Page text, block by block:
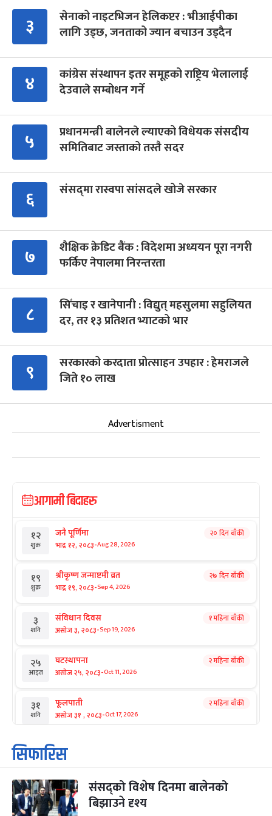
३
सेनाको नाइटभिजन हेलिकप्टर : भीआईपीका
लागि उड्छ, जनताको ज्यान बचाउन उड्दैन
४
कांग्रेस संस्थापन इतर समूहको राष्ट्रिय भेलालाई
देउवाले सम्बोधन गर्ने
५
प्रधानमन्त्री बालेनले ल्याएको विधेयक संसदीय
समितिबाट जस्ताको तस्तै सदर
६ संसद्‍मा रास्वपा सांसदले खोजे सरकार
७
शैक्षिक क्रेडिट बैंक : विदेशमा अध्ययन पूरा नगरी
फर्किए नेपालमा निरन्तरता
८
सिँचाइ र खानेपानी : विद्युत् महसुलमा सहुलियत
दर, तर १३ प्रतिशत भ्याटको भार
९
सरकारको करदाता प्रोत्साहन उपहार : हेमराजले
जिते १० लाख
Advertisment
आगामी बिदाहरु
१२
शुक्र
जनै पूर्णिमा
भाद्र १२, २०८३-Aug 28, 2026
२० दिन बाँकी
१९
शुक्र
श्रीकृष्ण जन्माष्टमी व्रत
भाद्र १९, २०८३-Sep 4, 2026
२७ दिन बाँकी
३
शनि
संविधान दिवस
असोज ३, २०८३-Sep 19, 2026
१ महिना बाँकी
२५
आइत
घटस्थापना
असोज २५, २०८३-Oct 11, 2026
२ महिना बाँकी
३१
शनि
फूलपाती
असोज ३१ , २०८३-Oct 17, 2026
२ महिना बाँकी
१
आइत
कार्तिक सङ्क्रान्ति
कार्तिक १, २०८३
३
मंगल
महानवमी
कार्तिक ३, २०८३-Oct 20, 2026
२ महिना बाँकी
सिफारिस
संसद्को विशेष दिनमा बालेनको
बिझाउने दृश्य